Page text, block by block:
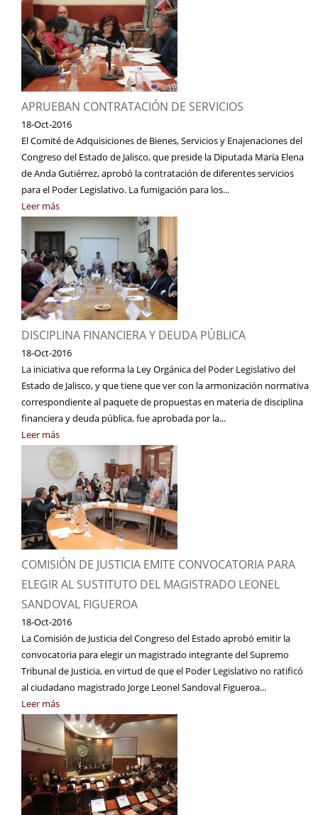
APRUEBAN CONTRATACIÓN DE SERVICIOS
18-Oct-2016
El Comité de Adquisiciones de Bienes, Servicios y Enajenaciones del
Congreso del Estado de Jalisco, que preside la Diputada María Elena
de Anda Gutiérrez, aprobó la contratación de diferentes servicios
para el Poder Legislativo. La fumigación para los...
Leer más
DISCIPLINA FINANCIERA Y DEUDA PÚBLICA
18-Oct-2016
La iniciativa que reforma la Ley Orgánica del Poder Legislativo del
Estado de Jalisco, y que tiene que ver con la armonización normativa
correspondiente al paquete de propuestas en materia de disciplina
financiera y deuda pública, fue aprobada por la...
Leer más
COMISIÓN DE JUSTICIA EMITE CONVOCATORIA PARA
ELEGIR AL SUSTITUTO DEL MAGISTRADO LEONEL
SANDOVAL FIGUEROA
18-Oct-2016
La Comisión de Justicia del Congreso del Estado aprobó emitir la
convocatoria para elegir un magistrado integrante del Supremo
Tribunal de Justicia, en virtud de que el Poder Legislativo no ratificó
al ciudadano magistrado Jorge Leonel Sandoval Figueroa...
Leer más